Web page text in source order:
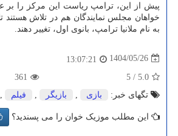
پیش از این، ترامپ ریاست این مرکز را بر
خواهان مجلس نمایندگان هم در تلاش هستند تا
به نام ملانیا ترامپ، بانوی اول، تغییر دهند.
1404/05/26
13:07:21
5.0
/
5
361
تگهای خبر:
بازی بازیگر فیلم
این مطلب موزیک خوان را می پسندید؟